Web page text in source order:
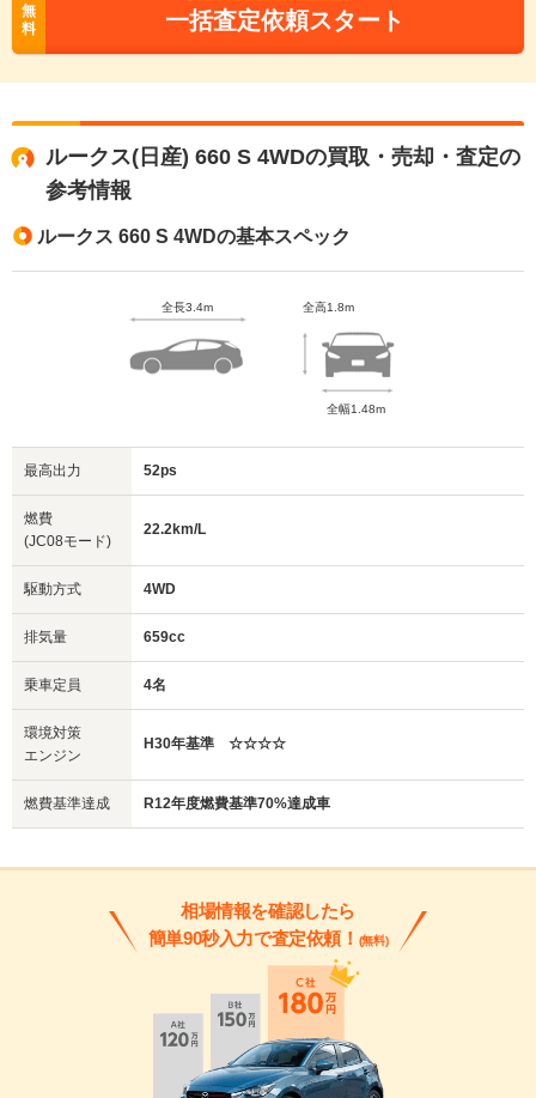
無
料
一括査定依頼スタート
ルークス(日産) 660 S 4WDの買取・売却・査定の
参考情報
ルークス 660 S 4WDの基本スペック
全長3.4m 全高1.8m
全幅1.48m
最高出力 52ps
燃費
(JC08モード)
22.2km/L
駆動方式 4WD
排気量 659cc
乗車定員 4名
環境対策
エンジン
H30年基準 ☆☆☆☆
燃費基準達成 R12年度燃費基準70%達成車
相場情報を確認したら
簡単90秒入力で査定依頼！ (無料)